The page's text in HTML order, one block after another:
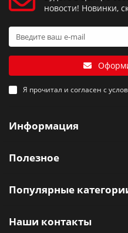
новости! Новинки,
Я прочитал и согласен с
Информация
Полезное
Популярные
Наши контакты